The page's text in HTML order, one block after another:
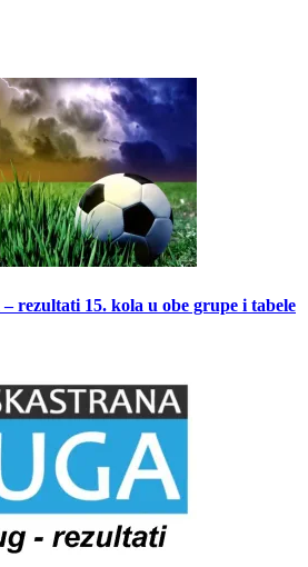
rezultati 15. kola u obe grupe i tabele